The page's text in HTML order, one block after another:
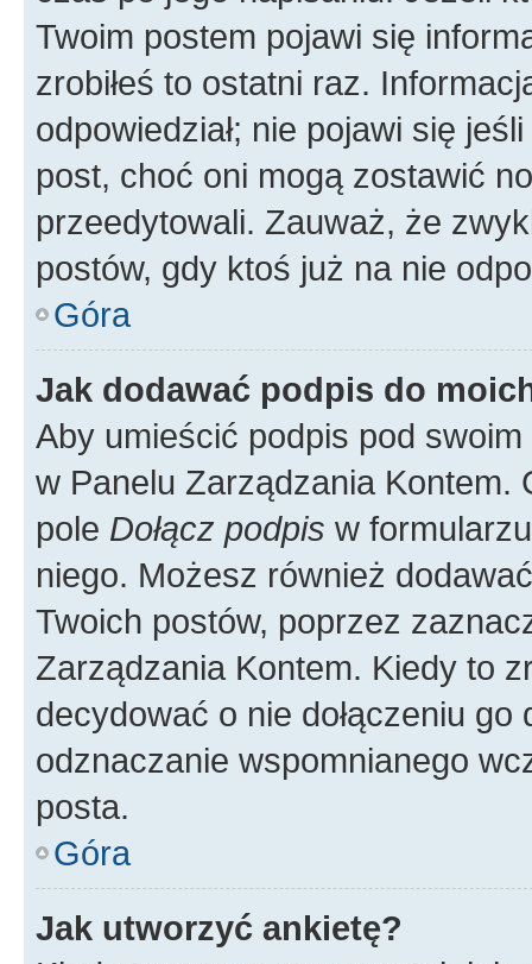
Twoim postem pojawi się
zrobiłeś to ostatni raz.
odpowiedział; nie pojawi się
post, choć oni mogą zostawić
przeedytowali. Zauważ, że
postów, gdy ktoś już na nie
Góra
Jak dodawać podpis do
Aby umieścić podpis pod
w Panelu Zarządzania
pole Dołącz podpis w
niego. Możesz również
Twoich postów, poprzez
Zarządzania Kontem. Kiedy to
decydować o nie dołączeniu
odznaczanie wspomnianego
posta.
Góra
Jak utworzyć ankietę?